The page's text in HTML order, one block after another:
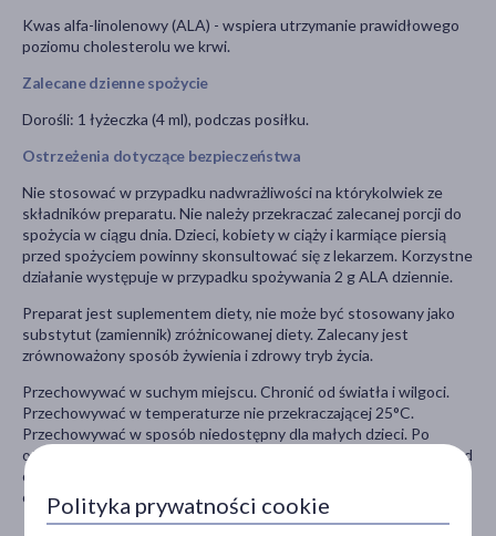
Kwas alfa-linolenowy (ALA) - wspiera utrzymanie prawidłowego
poziomu cholesterolu we krwi.
Zalecane dzienne spożycie
Dorośli: 1 łyżeczka (4 ml), podczas posiłku.
Ostrzeżenia dotyczące bezpieczeństwa
Nie stosować w przypadku nadwrażliwości na którykolwiek ze
składników preparatu. Nie należy przekraczać zalecanej porcji do
spożycia w ciągu dnia. Dzieci, kobiety w ciąży i karmiące piersią
przed spożyciem powinny skonsultować się z lekarzem. Korzystne
działanie występuje w przypadku spożywania 2 g ALA dziennie.
Preparat jest suplementem diety, nie może być stosowany jako
substytut (zamiennik) zróżnicowanej diety. Zalecany jest
zrównoważony sposób żywienia i zdrowy tryb życia.
Przechowywać w suchym miejscu. Chronić od światła i wilgoci.
Przechowywać w temperaturze nie przekraczającej 25°C.
Przechowywać w sposób niedostępny dla małych dzieci. Po
otwarciu przechowywać w lodówce. Spożyć w ciągu 3 miesięcy od
otwarcia opakowania. Produkt naturalny - możliwe wystąpienie
osadu. Unikać kontaktu produktu z tworzywami sztucznymi.
Polityka prywatności cookie